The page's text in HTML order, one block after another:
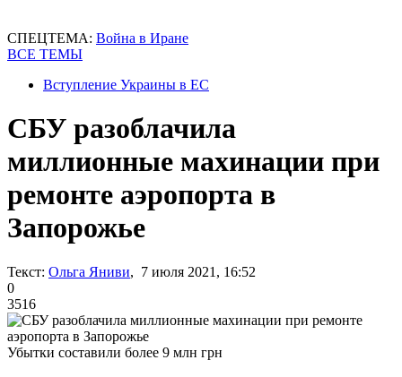
СПЕЦТЕМА: Война в Иране
ВСЕ ТЕМЫ
Вступление Украины в ЕС
СБУ разоблачила
миллионные махинации при
ремонте аэропорта в
Запорожье
Текст: Ольга Яниви, 7 июля 2021, 16:52
0
3516
Убытки составили более 9 млн грн